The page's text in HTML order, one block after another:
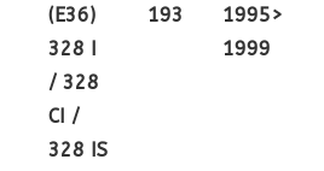
(E36)
328 I
/ 328
CI /
328 IS
193
1995>
1999